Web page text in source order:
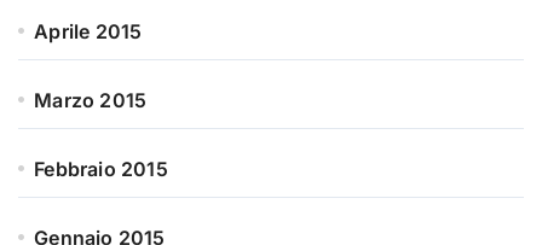
Aprile 2015
Marzo 2015
Febbraio 2015
Gennaio 2015